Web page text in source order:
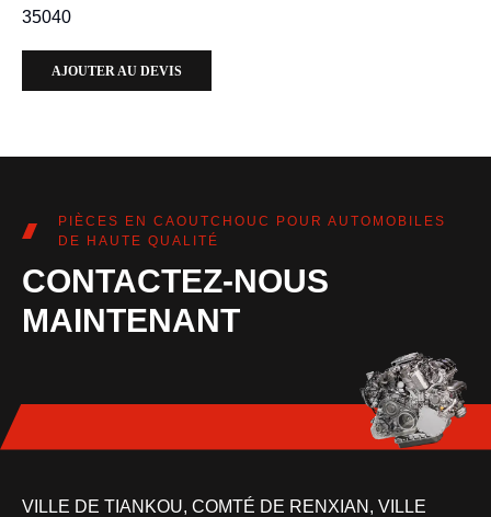
35040
AJOUTER AU DEVIS
PIÈCES EN CAOUTCHOUC POUR AUTOMOBILES
DE HAUTE QUALITÉ
CONTACTEZ-NOUS
MAINTENANT
VILLE DE TIANKOU, COMTÉ DE RENXIAN, VILLE